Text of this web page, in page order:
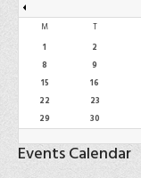
M T
1
2
8
9
15
16
22
23
29
30
Events Calendar